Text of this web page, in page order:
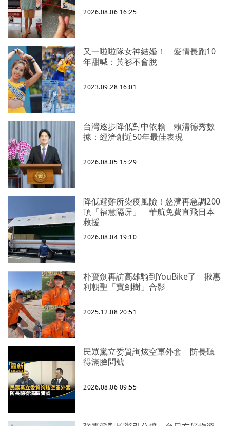
2026.08.06 16:25
又一啦啦隊女神結婚！ 愛情長跑10
年甜喊：黃衫不會脫
2023.09.28 16:01
台灣逐步降低對中依賴 賴清德秀數
據：經濟創近50年最佳表現
2026.08.05 15:29
降低避難所染疫風險！慈濟再急調200
頂「福慧隔屏」 華航免費直飛日本
救援
2026.08.04 19:10
朴寶劍再訪高雄騎到YouBike了 揪惠
利朝聖「寶劍樹」合影
2025.12.08 20:51
民眾黨立委質詢炫空軍外套 防長聽
得滿臉問號
2026.08.06 09:55